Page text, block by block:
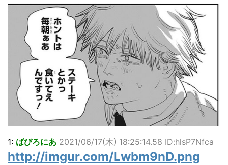
【画像】顔100点、体30点の女ｗｗｗ
…背が高い娘
佐藤絢音ちゃん(11)が万バズ！！
「洋画に日本版主題歌は必要か?」論争
超能力が使えるようになったので限界まで極める事にした件
その２
北原ももさんの挑発!!!
【画像】『プリズマ☆イリヤ』の新グッズ、流石に一線を越
えてしまう
敵「ダンクーガは合体するまでが長過ぎてつまらない」←合
体する前から面白いんだよなぁ
す。
【信長の野望・新生】米問屋をどういう時にどこに建てるの
かわからない
1: ばびろにあ 2021/06/17(木) 18:25:14.58 ID:hlsP7Nfca
http://imgur.com/Lwbm9nD.png